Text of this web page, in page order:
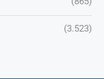
(3.523)